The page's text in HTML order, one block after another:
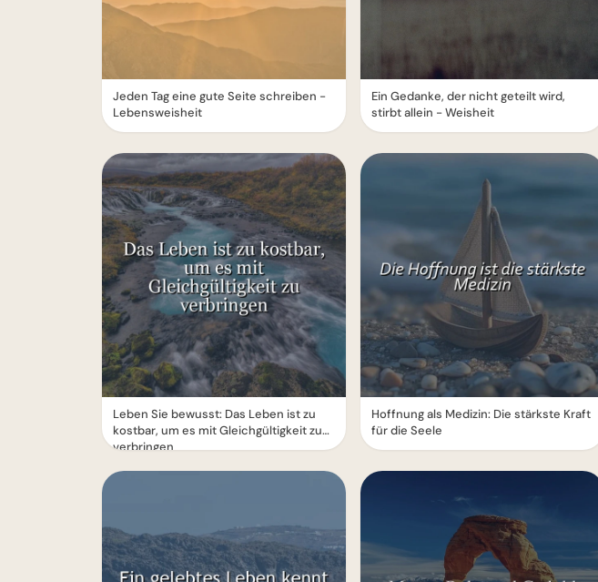
Jeden Tag eine gute Seite schreiben -
Lebensweisheit
Leben Sie bewusst: Das Leben ist zu
kostbar, um es mit Gleichgültigkeit zu
verbringen
Ein Gedanke, der nicht geteilt wird,
stirbt allein - Weisheit
Hoffnung als Medizin: Die stärkste Kraft
für die Seele